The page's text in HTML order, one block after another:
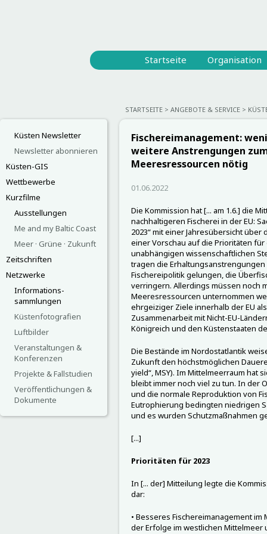
Startseite Organisation
STARTSEITE ANGEBOTE & SERVICE
Küsten Newsletter
Newsletter abonnieren
Küsten-GIS
Wettbewerbe
Kurzfilme
Ausstellungen
Me and my Baltic Coast
Meer · Grüne · Zukunft
Zeitschriften
Netzwerke
Informations-
sammlungen
Küstenfotografien
Luftbilder
Veranstaltungen &
Konferenzen
Projekte & Fallstudien
Veröffentlichungen &
Dokumente
Fischereimanagement:
weitere Anstrengungen
Meeresressourcen nötig
01.06.2022
Die Kommission hat [... am 1.6.] die
nachhaltigeren Fischerei in der EU:
2023“ mit einer Jahresübersicht
einer Vorschau auf die Prioritäten für
unabhängigen wissenschaftlichen
tragen die
Fischereipolitik gelungen, die
verringern. Allerdings müssen noch
Meeresressourcen unternommen
ehrgeiziger Ziele innerhalb der EU
Zusammenarbeit mit Nicht-EU-
Königreich und den Küstenstaaten
Die Bestände im Nordostatlantik
Zukunft den höchstmöglichen
yield“, MSY). Im Mittelmeerraum hat
bleibt immer noch viel zu tun. In der
und die normale Reproduktion von
Eutrophierung bedingten niedrigen
und es wurden Schutzmaßnahmen
[...]
Prioritäten für 2023
In [... der] Mitteilung legte die
dar:
• Besseres Fischereimanagement
der Erfolge im westlichen Mittelmeer